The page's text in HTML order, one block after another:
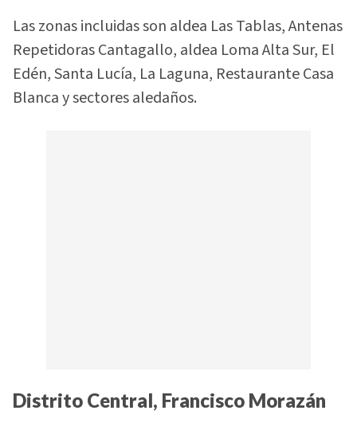
Las zonas incluidas son aldea Las Tablas, Antenas
Repetidoras Cantagallo, aldea Loma Alta Sur, El
Edén, Santa Lucía, La Laguna, Restaurante Casa
Blanca y sectores aledaños.
Distrito Central, Francisco Morazán